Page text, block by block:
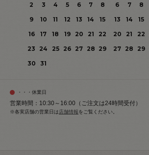
2
3 4 5 6 7
8
9
10 11 12 13 14
15
16
17 18 19 20 21
22
23
24 25 26 27 28 29
30
31
6
7 8
13
14 15
20
21 22
27 28 29
・・・休業日
営業時間：10:30～16:00（ご注文は24時間受付）
※各実店舗の営業日は 店舗情報をご覧ください。